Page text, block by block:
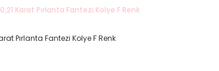
0,21 Karat Pırlanta Fantezi Kolye F Renk